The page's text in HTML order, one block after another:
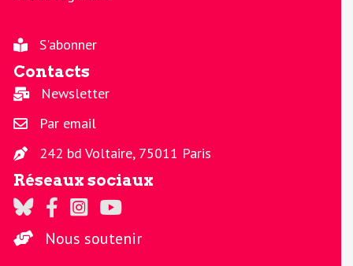
S'abonner
Contacts
Newsletter
Par email
242 bd Voltaire, 75011 Paris
Réseaux sociaux
Regards sur Twitter
Regards sur Facebook
Regards sur Instagram
La chaine Regards sur Youtube
Nous soutenir